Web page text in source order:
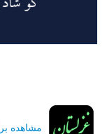
مشاهده